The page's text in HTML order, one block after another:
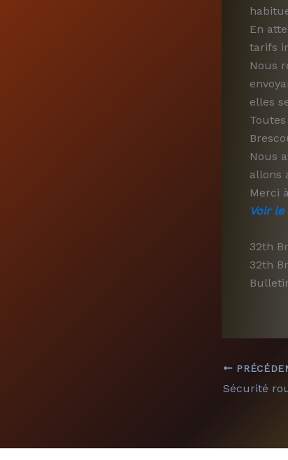
En
tarifs
Nous
elles
Nous
allons
Merci
Voir
32th
32th
Sécurité